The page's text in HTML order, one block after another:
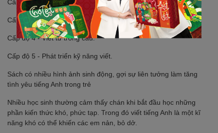
Cấp độ 2 - Viết chữ trong từ.
Cấp độ 3 - Viết từ.
Cấp độ 4 - Viết từ trong câu.
Cấp độ 5 - Phát triển kỹ năng viết.
Sách có nhiều hình ảnh sinh động, gợi sự liên tưởng làm tăng
tình yêu tiếng Anh trong trẻ
Nhiều học sinh thường cảm thấy chán khi bắt đầu học những
phần kiến thức khó, phức tạp. Trong đó viết tiếng Anh là một kĩ
năng khó có thể khiến các em nản, bỏ dở.